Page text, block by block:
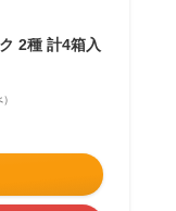
2種 計4箱入